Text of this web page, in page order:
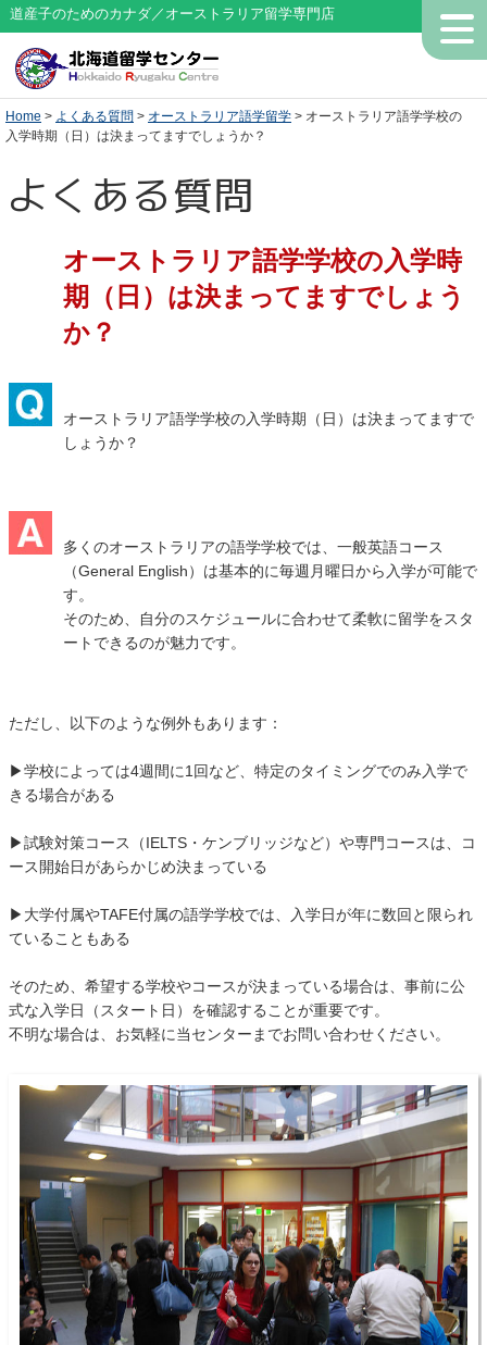
道産子のためのカナダ／オーストラリア留学専門店
Home > よくある質問 > オーストラリア語学留学 > オーストラリア語学学校の
入学時期（日）は決まってますでしょうか？
よくある質問
オーストラリア語学学校の入学時
期（日）は決まってますでしょう
か？
オーストラリア語学学校の入学時期（日）は決まってますで
しょうか？
多くのオーストラリアの語学学校では、一般英語コース
（General English）は基本的に毎週月曜日から入学が可能で
す。
そのため、自分のスケジュールに合わせて柔軟に留学をスタ
ートできるのが魅力です。
ただし、以下のような例外もあります：
▶学校によっては4週間に1回など、特定のタイミングでのみ入学で
きる場合がある
▶試験対策コース（IELTS・ケンブリッジなど）や専門コースは、コ
ース開始日があらかじめ決まっている
▶大学付属やTAFE付属の語学学校では、入学日が年に数回と限られ
ていることもある
そのため、希望する学校やコースが決まっている場合は、事前に公
式な入学日（スタート日）を確認することが重要です。
不明な場合は、お気軽に当センターまでお問い合わせください。